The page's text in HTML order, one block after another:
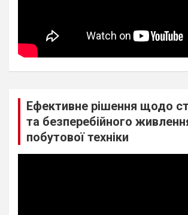
Ефективне рішення щодо
та безперебійного
побутової техніки